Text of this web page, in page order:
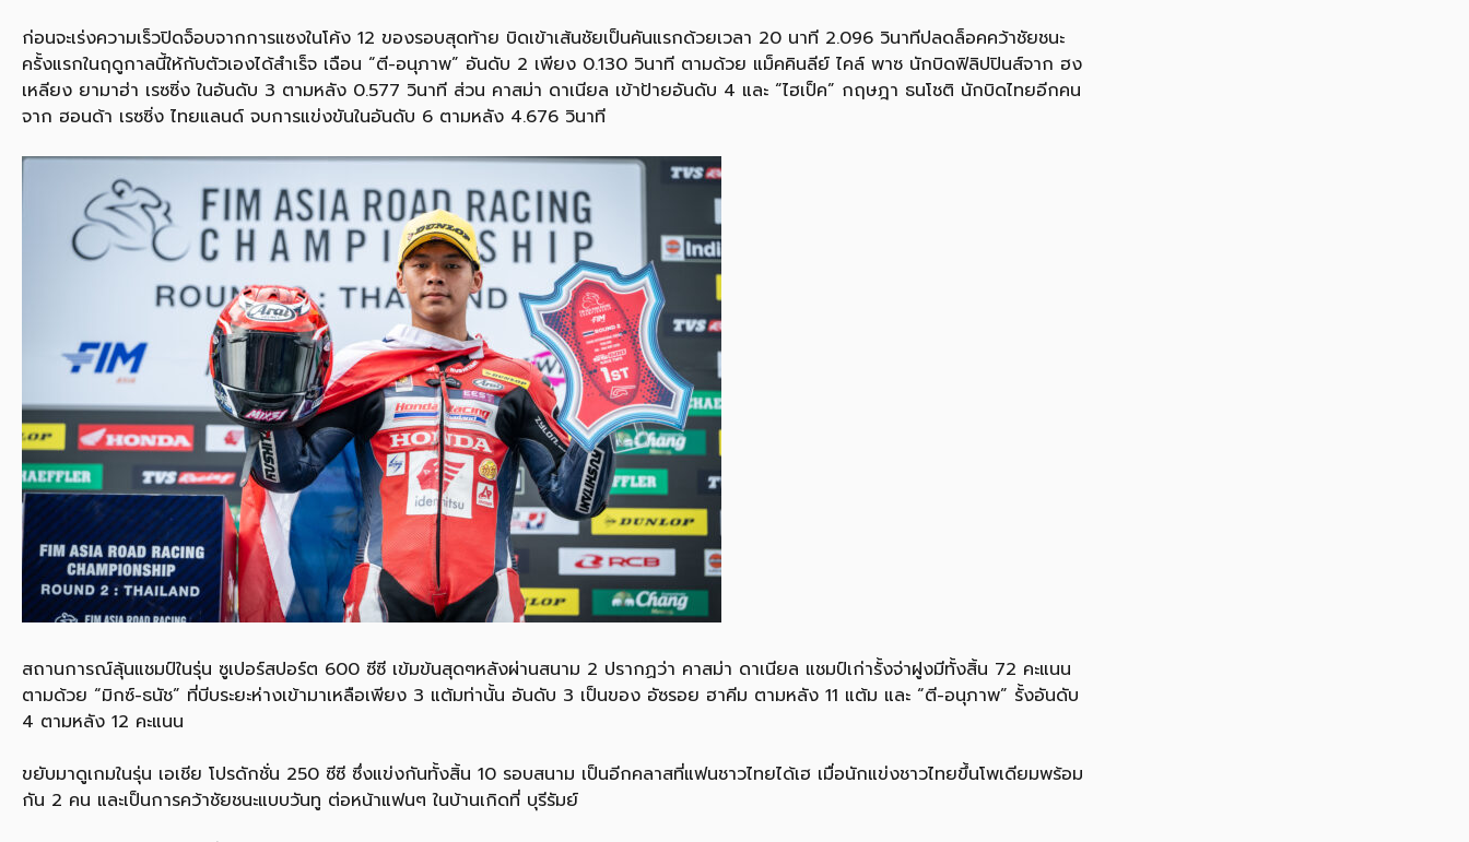
ก่อนจะเร่งความเร็วปิดจ็อบจากการแซงในโค้ง 12 ของรอบสุดท้าย บิดเข้าเส้นชัยเป็นคันแรกด้วยเวลา 20 นาที 2.096 วินาทีปลดล็อคคว้าชัยชนะ
ครั้งแรกในฤดูกาลนี้ให้กับตัวเองได้สำเร็จ เฉือน “ตี-อนุภาพ” อันดับ 2 เพียง 0.130 วินาที ตามด้วย แม็คคินลีย์ ไคล์ พาซ นักบิดฟิลิปปินส์จาก ฮง
เหลียง ยามาฮ่า เรซซิ่ง ในอันดับ 3 ตามหลัง 0.577 วินาที ส่วน คาสม่า ดาเนียล เข้าป้ายอันดับ 4 และ “ไฮเป็ค” กฤษฎา ธนโชติ นักบิดไทยอีกคน
จาก ฮอนด้า เรซซิ่ง ไทยแลนด์ จบการแข่งขันในอันดับ 6 ตามหลัง 4.676 วินาที
สถานการณ์ลุ้นแชมป์ในรุ่น ซูเปอร์สปอร์ต 600 ซีซี เข้มข้นสุดๆหลังผ่านสนาม 2 ปรากฏว่า คาสม่า ดาเนียล แชมป์เก่ารั้งจ่าฝูงมีทั้งสิ้น 72 คะแนน
ตามด้วย “มิกซ์-ธนัช” ที่บีบระยะห่างเข้ามาเหลือเพียง 3 แต้มท่านั้น อันดับ 3 เป็นของ อัซรอย ฮาคีม ตามหลัง 11 แต้ม และ “ตี-อนุภาพ” รั้งอันดับ
4 ตามหลัง 12 คะแนน
ขยับมาดูเกมในรุ่น เอเชีย โปรดักชั่น 250 ซีซี ซึ่งแข่งกันทั้งสิ้น 10 รอบสนาม เป็นอีกคลาสที่แฟนชาวไทยได้เฮ เมื่อนักแข่งชาวไทยขึ้นโพเดียมพร้อม
กัน 2 คน และเป็นการคว้าชัยชนะแบบวันทู ต่อหน้าแฟนๆ ในบ้านเกิดที่ บุรีรัมย์